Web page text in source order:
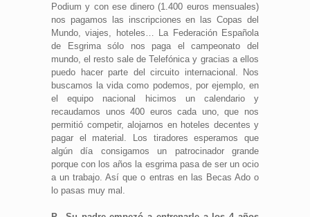
Podium y con ese dinero (1.400 euros mensuales)
nos pagamos las inscripciones en las Copas del
Mundo, viajes, hoteles… La Federación Española
de Esgrima sólo nos paga el campeonato del
mundo, el resto sale de Telefónica y gracias a ellos
puedo hacer parte del circuito internacional. Nos
buscamos la vida como podemos, por ejemplo, en
el equipo nacional hicimos un calendario y
recaudamos unos 400 euros cada uno, que nos
permitió competir, alojarnos en hoteles decentes y
pagar el material. Los tiradores esperamos que
algún día consigamos un patrocinador grande
porque con los años la esgrima pasa de ser un ocio
a un trabajo. Así que o entras en las Becas Ado o
lo pasas muy mal.